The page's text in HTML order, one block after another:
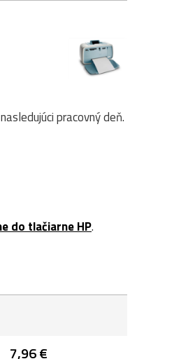
pracovný deň.
do tlačiarne HP.
7,96 €